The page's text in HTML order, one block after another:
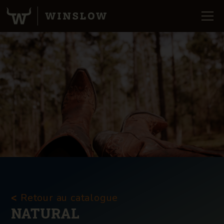
< Retour au catalogue
NATURAL